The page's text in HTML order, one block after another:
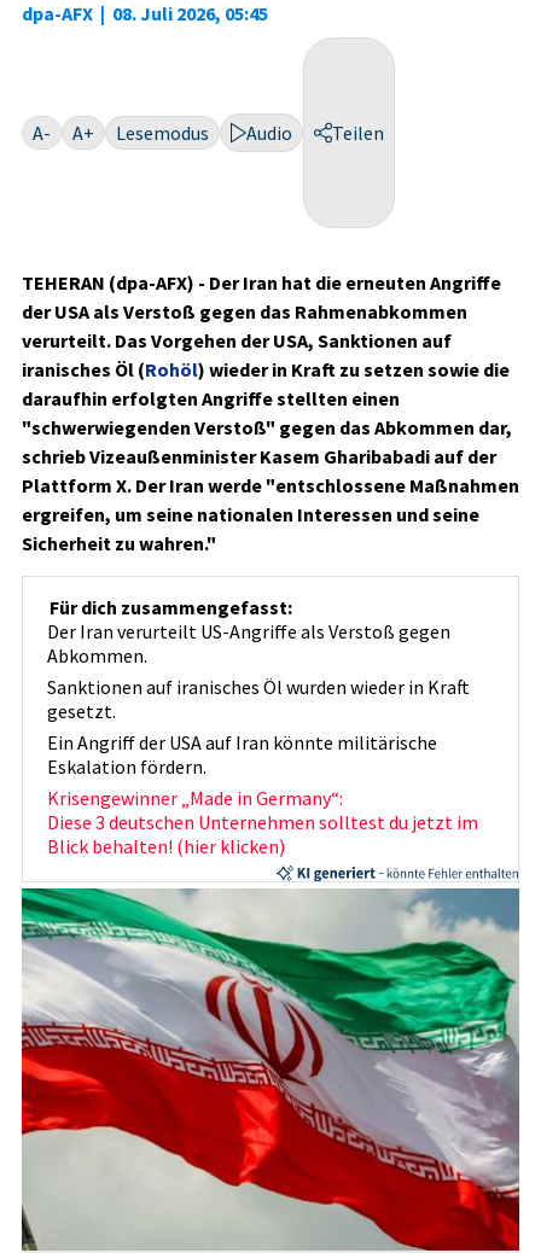
dpa-AFX | 08. Juli 2026, 05:45
A- A+ Lesemodus Audio Teilen
TEHERAN (dpa-AFX) - Der Iran hat die erneuten Angriffe
der USA als Verstoß gegen das Rahmenabkommen
verurteilt. Das Vorgehen der USA, Sanktionen auf
iranisches Öl (Rohöl) wieder in Kraft zu setzen sowie die
daraufhin erfolgten Angriffe stellten einen
"schwerwiegenden Verstoß" gegen das Abkommen dar,
schrieb Vizeaußenminister Kasem Gharibabadi auf der
Plattform X. Der Iran werde "entschlossene Maßnahmen
ergreifen, um seine nationalen Interessen und seine
Sicherheit zu wahren."
Für dich zusammengefasst:
Der Iran verurteilt US-Angriffe als Verstoß gegen
Abkommen.
Sanktionen auf iranisches Öl wurden wieder in Kraft
gesetzt.
Ein Angriff der USA auf Iran könnte militärische
Eskalation fördern.
Krisengewinner „Made in Germany“:
Diese 3 deutschen Unternehmen solltest du jetzt im
Blick behalten! (hier klicken)